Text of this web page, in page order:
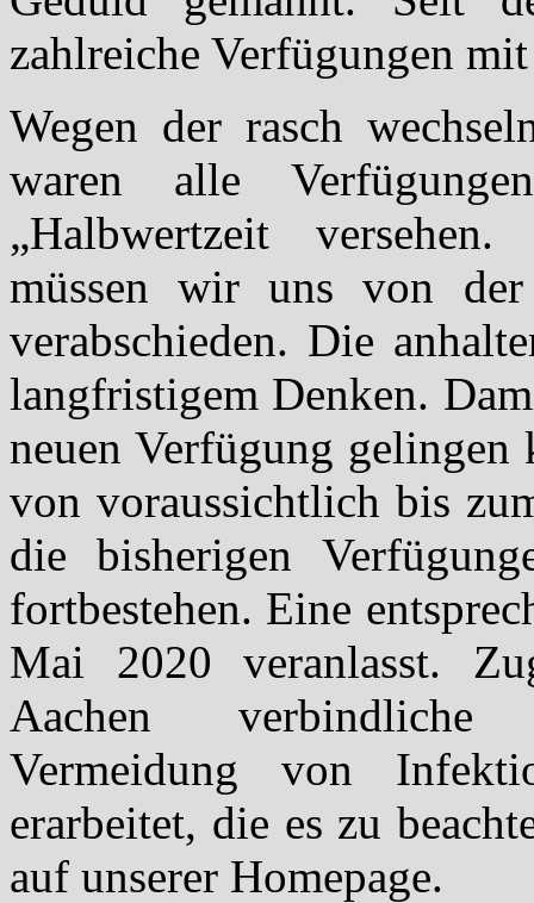
zahlreiche Verfügungen
Wegen der rasch
waren alle
„Halbwertzeit
müssen wir uns von
verabschieden. Die
langfristigem Denken.
neuen Verfügung gelingen
von voraussichtlich bis
die bisherigen
fortbestehen. Eine
Mai 2020 veranlasst.
Aachen verbindliche
Vermeidung von
erarbeitet, die es zu
auf unserer Homepage.